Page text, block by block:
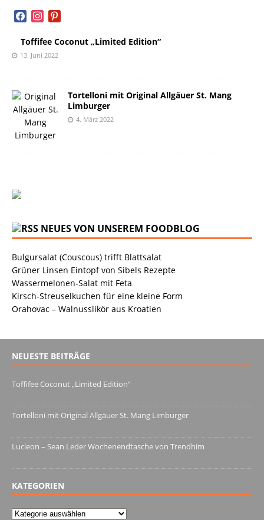
facebookinstagram
pinterest
Toffifee Coconut „Limited Edition“
13. Juni 2022
Tortelloni mit Original Allgäuer St. Mang
Limburger
4. März 2022
NEUES VON UNSEREM FOODBLOG
Bulgursalat (Couscous) trifft Blattsalat
Grüner Linsen Eintopf von Sibels Rezepte
Wassermelonen-Salat mit Feta
Kirsch-Streuselkuchen für eine kleine Form
Orahovac – Walnusslikör aus Kroatien
NEUESTE BEITRÄGE
Toffifee Coconut „Limited Edition“
Tortelloni mit Original Allgäuer St. Mang Limburger
Lucleon – Sean Leder Wochenendtasche von Trendhim
KATEGORIEN
Kategorien